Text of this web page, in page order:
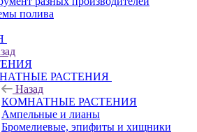
полива
РАСТЕНИЯ
Назад
КОМНАТНЫЕ РАСТЕНИЯ
Ампельные и лианы
Бромелиевые, эпифиты и хищники